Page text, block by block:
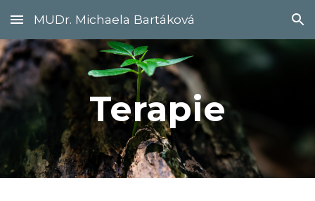
Skip to main content Skip to navigation
MUDr. Michaela Bartáková
Terapie